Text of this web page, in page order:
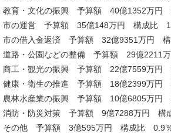
教育・文化の振興 予算額 40億1352万円
市の運営 予算額 35億148万円 構成比
市の借入金返済 予算額 32億9351万円
道路・公園などの整備 予算額 29億2211
商工・観光の振興 予算額 22億7559万円
健康・衛生の推進 予算額 18億2399万円
農林水産業の振興 予算額 10億6805万円
消防・防災対策 予算額 9億7288万円 構
その他 予算額 3億595万円 構成比 0.9